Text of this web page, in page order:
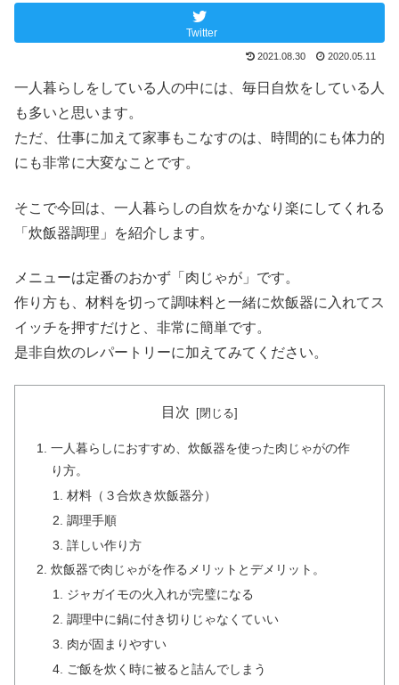
Twitter
2021.08.30 2020.05.11
一人暮らしをしている人の中には、毎日自炊をしている人
も多いと思います。
ただ、仕事に加えて家事もこなすのは、時間的にも体力的
にも非常に大変なことです。
そこで今回は、一人暮らしの自炊をかなり楽にしてくれる
「炊飯器調理」を紹介します。
メニューは定番のおかず「肉じゃが」です。
作り方も、材料を切って調味料と一緒に炊飯器に入れてス
イッチを押すだけと、非常に簡単です。
是非自炊のレパートリーに加えてみてください。
目次
一人暮らしにおすすめ、炊飯器を使った肉じゃがの作
り方。
材料（３合炊き炊飯器分）
調理手順
詳しい作り方
炊飯器で肉じゃがを作るメリットとデメリット。
ジャガイモの火入れが完璧になる
調理中に鍋に付き切りじゃなくていい
肉が固まりやすい
ご飯を炊く時に被ると詰んでしまう